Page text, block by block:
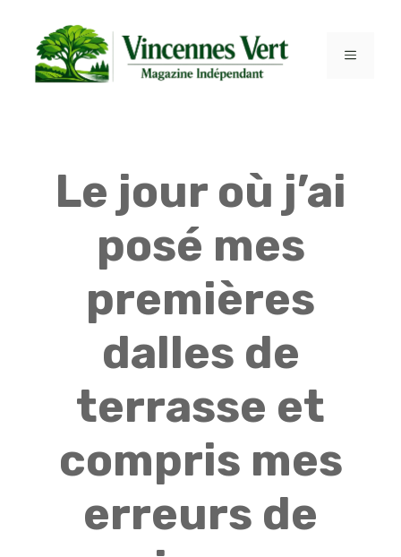
contenu
MENU
Le jour où j’ai
posé mes
premières
dalles de
terrasse et
compris mes
erreurs de